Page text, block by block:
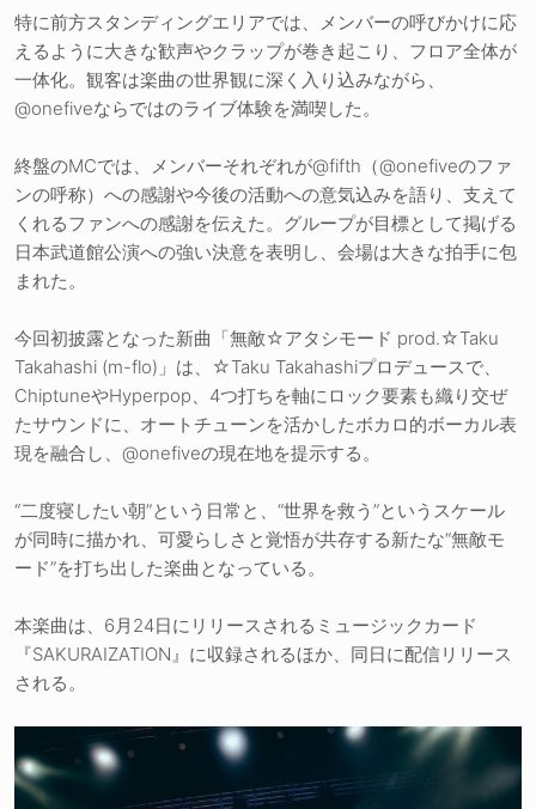
特に前方スタンディングエリアでは、メンバーの呼びかけに応
えるように大きな歓声やクラップが巻き起こり、フロア全体が
一体化。観客は楽曲の世界観に深く入り込みながら、
@onefiveならではのライブ体験を満喫した。
終盤のMCでは、メンバーそれぞれが@fifth（@onefiveのファ
ンの呼称）への感謝や今後の活動への意気込みを語り、支えて
くれるファンへの感謝を伝えた。グループが目標として掲げる
日本武道館公演への強い決意を表明し、会場は大きな拍手に包
まれた。
今回初披露となった新曲「無敵☆アタシモード prod.☆Taku
Takahashi (m-flo)」は、☆Taku Takahashiプロデュースで、
ChiptuneやHyperpop、4つ打ちを軸にロック要素も織り交ぜ
たサウンドに、オートチューンを活かしたボカロ的ボーカル表
現を融合し、@onefiveの現在地を提示する。
“二度寝したい朝”という日常と、“世界を救う”というスケール
が同時に描かれ、可愛らしさと覚悟が共存する新たな“無敵モ
ード”を打ち出した楽曲となっている。
本楽曲は、6月24日にリリースされるミュージックカード
『SAKURAIZATION』に収録されるほか、同日に配信リリース
される。